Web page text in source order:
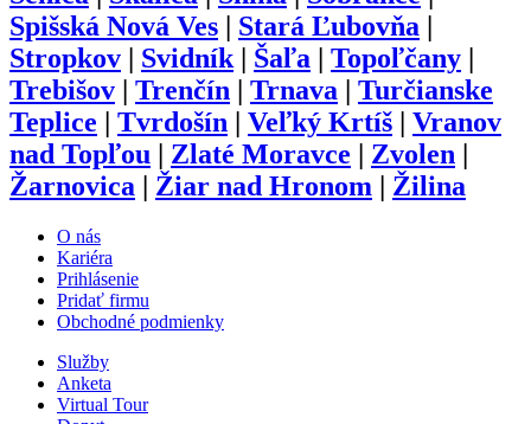
Spišská Nová Ves | Stará Ľubovňa |
Stropkov | Svidník | Šaľa | Topoľčany |
Trebišov | Trenčín | Trnava | Turčianske
Teplice | Tvrdošín | Veľký Krtíš | Vranov
nad Topľou | Zlaté Moravce | Zvolen |
Žarnovica | Žiar nad Hronom | Žilina
O nás
Kariéra
Prihlásenie
Pridať firmu
Obchodné podmienky
Služby
Anketa
Virtual Tour